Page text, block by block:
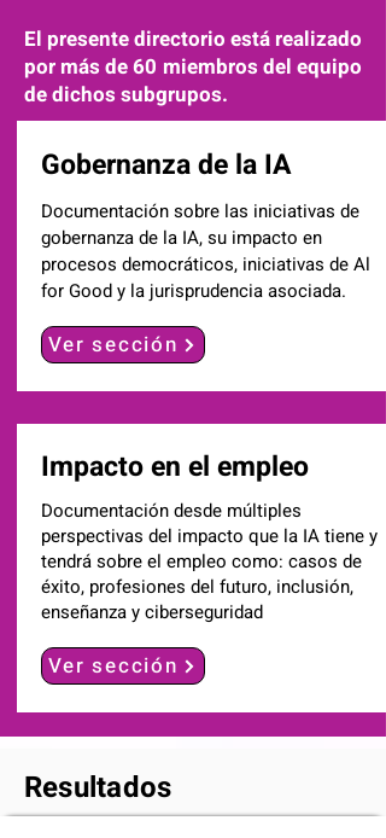
El presente directorio está realizado
por más de 60 miembros del equipo
de dichos subgrupos.
Gobernanza de la IA
Documentación sobre las iniciativas de
gobernanza de la IA, su impacto en
procesos democráticos, iniciativas de Al
for Good y la jurisprudencia asociada.
Ver sección
Impacto en el empleo
Documentación desde múltiples
perspectivas del impacto que la IA tiene y
tendrá sobre el empleo como: casos de
éxito, profesiones del futuro, inclusión,
enseñanza y ciberseguridad
Ver sección
Resultados